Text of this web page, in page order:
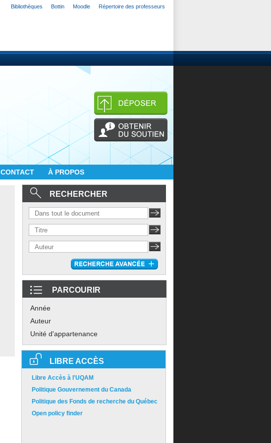
Bibliothèques Bottin Moodle Répertoire des professeurs
CONTACT À PROPOS
RECHERCHER
PARCOURIR
Année
Auteur
Unité d'appartenance
LIBRE ACCÈS
Libre Accès à l'UQAM
Politique Gouvernement du Canada
Politique des Fonds de recherche du Québec
Open policy finder